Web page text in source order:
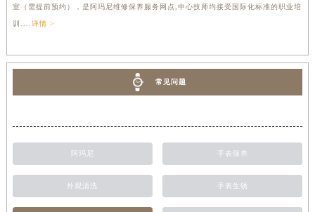
室（需提前预约），是阿玛尼维修保养服务网点,中心技师均接受国际化标准的职业培
训.... 详情 >
常见问题
阿玛尼 手表保养
外观清洗 手表生锈